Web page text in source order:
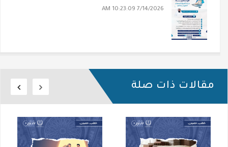
7/14/2026 10:23:09 AM
مقالات ذات صلة